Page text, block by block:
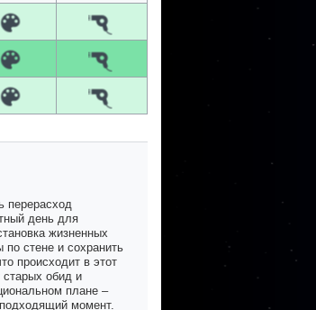
перерасход
день для
жизненных
стене и сохранить
происходит в этот
старых обид и
плане –
момент.